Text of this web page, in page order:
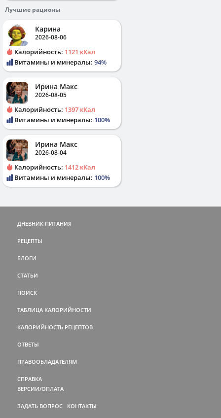
Лучшие рационы
Карина
2026-08-06
Калорийность: 1121 кКал
Витамины и минералы: 94%
Ирина Макс
2026-08-05
Калорийность: 1397 кКал
Витамины и минералы: 100%
Ирина Макс
2026-08-04
Калорийность: 1412 кКал
Витамины и минералы: 100%
ДНЕВНИК ПИТАНИЯ
РЕЦЕПТЫ
БЛОГИ
СТАТЬИ
ПОИСК
ТАБЛИЦА КАЛОРИЙНОСТИ
КАЛОРИЙНОСТЬ РЕЦЕПТОВ
ОТВЕТЫ
ПРАВООБЛАДАТЕЛЯМ
СПРАВКА
ВЕРСИИ/ОПЛАТА
ЗАДАТЬ ВОПРОС КОНТАКТЫ